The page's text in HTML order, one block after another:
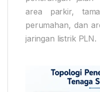
area parkir,
perumahan, dan
jaringan listrik PLN.